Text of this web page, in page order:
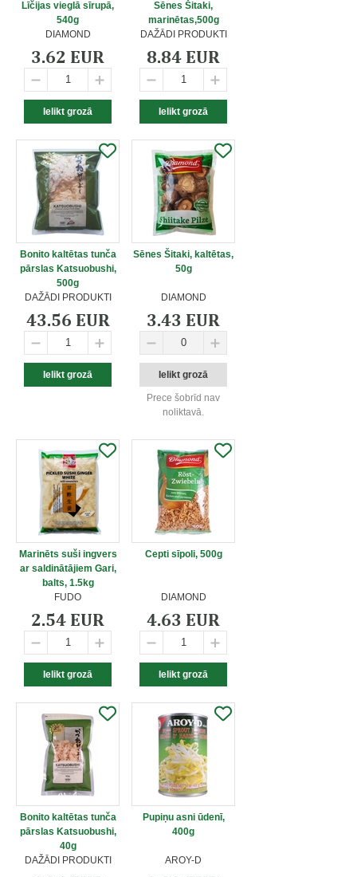
Līčijas vieglā sīrupā,
540g
DIAMOND
3.62 EUR
Sēnes Šitaki,
marinētas,500g
DAŽĀDI PRODUKTI
8.84 EUR
Bonito kaltētas tunča
pārslas Katsuobushi,
500g
DAŽĀDI PRODUKTI
43.56 EUR
Sēnes Šitaki, kaltētas,
50g
DIAMOND
3.43 EUR
Prece šobrīd nav
noliktavā.
Marinēts suši ingvers
ar saldinātājiem Gari,
balts, 1.5kg
FUDO
2.54 EUR
Cepti sīpoli, 500g
DIAMOND
4.63 EUR
Bonito kaltētas tunča
pārslas Katsuobushi,
40g
DAŽĀDI PRODUKTI
Pupiņu asni ūdenī,
400g
AROY-D